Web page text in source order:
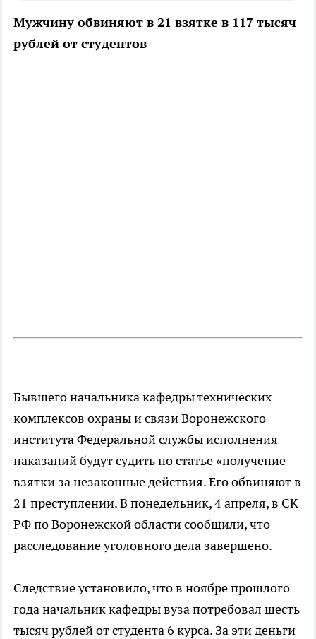
Мужчину обвиняют в 21 взятке в 117 тысяч
рублей от студентов
Бывшего начальника кафедры технических
комплексов охраны и связи Воронежского
института Федеральной службы исполнения
наказаний будут судить по статье «получение
взятки за незаконные действия. Его обвиняют в
21 преступлении. В понедельник, 4 апреля, в СК
РФ по Воронежской области сообщили, что
расследование уголовного дела завершено.
Следствие установило, что в ноябре прошлого
года начальник кафедры вуза потребовал шесть
тысяч рублей от студента 6 курса. За эти деньги